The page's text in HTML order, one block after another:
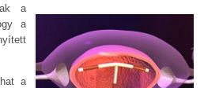
a
a
a